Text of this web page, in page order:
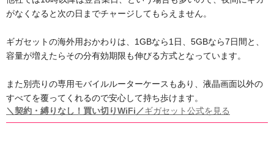
がなくなると次の日までチャージしてもらえません。
ギガセットの海外用おかわりは、1GBなら1日、5GBなら7日間と、
容量が増えたらその分有効期限も伸びる方式となっています。
また別売りの専用モバイルルーターケースもあり、液晶画面以外の
すべてを覆ってくれるので安心して持ち歩けます。
＼契約・縛りなし！買い切りWiFi／ギガセット公式を見る